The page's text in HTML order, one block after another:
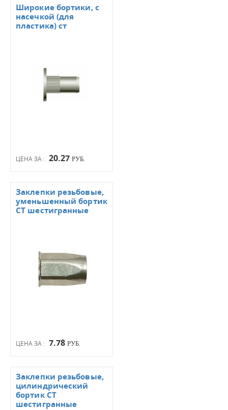
ЦЕНА ЗА : 20.27 РУБ.
Широкие бортики, с
насечкой (для
пластика) ст
ЦЕНА ЗА : 7.78 РУБ.
Заклепки резьбовые,
уменьшенный бортик
СТ шестигранные
Заклепки резьбовые,
цилиндрический
бортик СТ
шестигранные